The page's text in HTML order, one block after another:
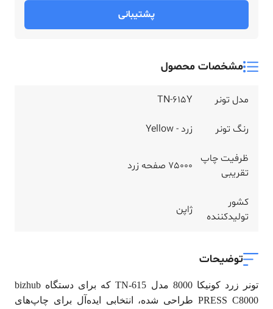
پشتیبانی
مشخصات محصول
مدل تونر TN-615Y
رنگ تونر زرد - Yellow
ظرفیت چاپ
تقریبی
75000 صفحه زرد
کشور
تولیدکننده
ژاپن
توضیحات
تونر زرد کونیکا 8000 مدل TN-615که برای دستگاه bizhub
PRESS C8000طراحی شده، انتخابی ایده‌آل برای چاپ‌های